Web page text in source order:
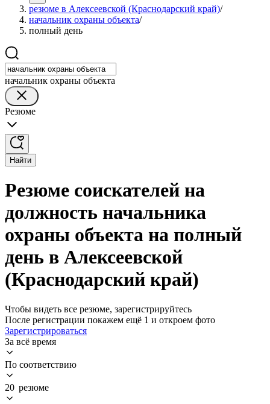
резюме в Алексеевской (Краснодарский край)/
начальник охраны объекта/
полный день
начальник охраны объекта
Резюме
Найти
Резюме соискателей на
должность начальника
охраны объекта на полный
день в Алексеевской
(Краснодарский край)
Чтобы видеть все резюме, зарегистрируйтесь
После регистрации покажем ещё 1 и откроем фото
Зарегистрироваться
За всё время
По соответствию
20 резюме